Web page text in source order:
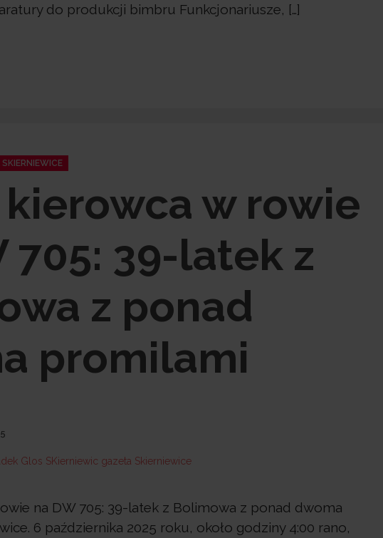
do produkcji bimbru Funkcjonariusze, […]
kierowca w rowie
705: 39-latek z
z ponad
promilami
na DW 705: 39-latek z Bolimowa z ponad dwoma
6 października 2025 roku, około godziny 4:00 rano,